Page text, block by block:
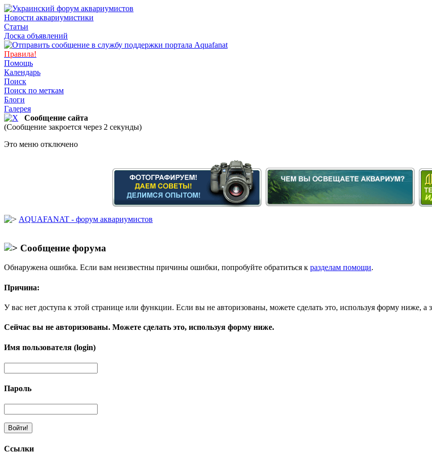
Новости аквариумистики
Статьи
Доска объявлений
Правила!
Помощь
Календарь
Поиск
Поиск по меткам
Блоги
Галерея
Сообщение сайта
(Сообщение закроется через 2 секунды)
Это меню отключено
AQUAFANAT - форум аквариумистов
Сообщение форума
Обнаружена ошибка. Если вам неизвестны причины ошибки, попробуйте обратиться к разделам помощи.
Причина:
У вас нет доступа к этой странице или функции. Если вы не авторизованы, можете сделать это, используя форму ниже, а
Сейчас вы не авторизованы. Можете сделать это, используя форму ниже.
Имя пользователя (login)
Пароль
Ссылки